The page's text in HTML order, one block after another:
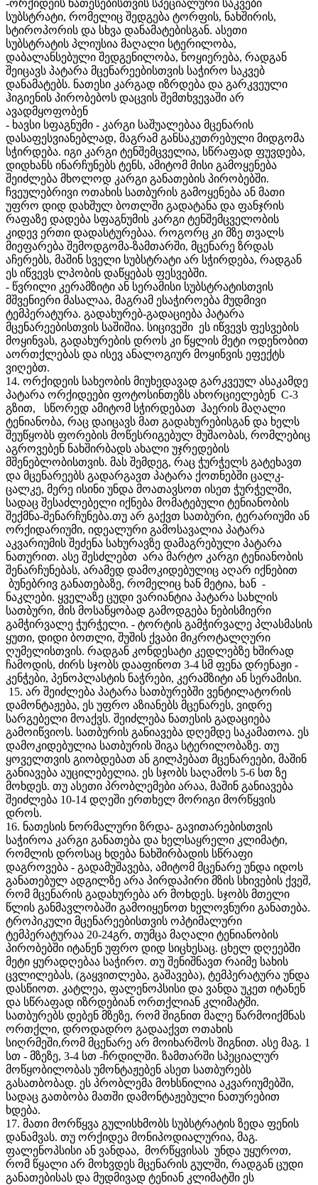
-ორქიდეის ნათესებისთვის სპეციალური საკვები
სუბსტრატი, რომელიც შედგება ტორფის, ნახშირის,
სტიროპორის და სხვა დანამატებისგან. ასეთი
სუბსტრატის პლიუსია მაღალი სტერილობა,
დაბალანსებული შედგენილობა, ნოყიერება, რადგან
შეიცავს პატარა მცენარეებისთვის საჭირო საკვებ
დანამატებს. ნათესი კარგად იზრდება და გარკვეული
ჰიგიენის პირობებოს დაცვის შემთხვევაში არ
ავადმყოფობენ
- ხავსი სფაგნუმი - კარგი საშუალებაა მცენარის
დასაფესვიანებლად, მაგრამ განსაკუთრებული მიდგომა
სჭირდება. იგი კარგი ტენშემცველია, სწრაფად ფუვდება,
დიდხანს ინარჩუნებს ტენს, ამიტომ მისი გამოყენება
შეიძლება მხოლოდ კარგი განათების პირობებში.
ჩვეულებრივი ოთახის სათბურის გამოყენება ან მათი
უფრო დიდ დახშულ ბოთლში გადატანა და ფანჯრის
რაფაზე დადება სფაგნუმის კარგი ტენშემცველობის
კიდევ ერთი დადასტურებაა. როგორც კი მზე თვალს
მიეფარება შემოდგომა-ზამთარში, მცენარე ზრდას
აჩერებს, მაშინ სველი სუბსტრატი არ სჭირდება, რადგან
ეს იწვევს ლპობის დაწყებას ფესვებში.
- წვრილი კერამზიტი ან სერამისი სუბსტრატისთვის
მშვენიერი მასალაა, მაგრამ ესაჭიროება მუდმივი
ტემპერატურა. გადახურებ-გადაციება პატარა
მცენარეებისთვის საშიშია. სიცივეში ეს იწვევს ფესვების
მოყინვას, გადახურების დროს კი წყლის მეტი ოდენობით
აორთქლებას და ისევ ანალოგიურ მოყინვის ეფექტს
ვიღებთ.
14. ორქიდეის სახეობის მიუხედავად გარკვეულ ასაკამდე
პატარა ორქიდეები ფოტოსინთეზს ახორციელებენ C-3
გზით, სწორედ ამიტომ სჭირდებათ ჰაერის მაღალი
ტენიანობა, რაც დაიცავს მათ გადახურებისგან და ხელს
შეუწყობს ფორების მოწესრიგებულ მუშაობას, რომლებიც
აგროვებენ ნახშირბადს ახალი უჯრედების
მშენებლობისთვის. მას შემდეგ, რაც ჭურჭელს გატეხავთ
და მცენარეებს გადარგავთ პატარა ქოთნებში ცალკ-
ცალკე, მერე ისინი უნდა მოათავსოთ ისეთ ჭურჭელში,
სადაც შესაძლებელი იქნება მომატებული ტენიანობის
შექმნა-შენარჩუნება.თუ არ გაქვთ სათბური, ტერარიუმი ან
ორქიდარიუმი, იდეალური გამოსავალია პატარა
აკვარიუმის შეძენა სახურავზე დამაგრებული პატარა
ნათურით. ასე შესძლებთ არა მარტო კარგი ტენიანობის
შენარჩუნებას, არამედ დამოკიდებულიც აღარ იქნებით
ბუნებრივ განათებაზე, რომელიც ხან მეტია, ხან -
ნაკლები. ყველაზე ცუდი ვარიანტია პატარა სახლის
სათბური, მის მოსაწყობად გამოდგება ნებისმიერი
გამჭირვალე ჭურჭელი. - ტორტის გამჭირვალე პლასმასის
ყუთი, დიდი ბოთლი, შუშის ქვაბი მიკროტალღური
ღუმელისთვის. რადგან კონდესატი კედლებზე ხშირად
ჩამოდის, ძირს სჯობს დააფინოთ 3-4 სმ ფენა დრენაჟი -
კენჭები, პენოპლასტის ნაჭრები, კერამზიტი ან სერამისი.
15. არ შეიძლება პატარა სათბურებში ვენტილატორის
დამონტაჟება, ეს უფრო აზიანებს მცენარეს, ვიდრე
სარგებელი მოაქვს. შეიძლება ნათესის გადაციება
გამოიწვიოს. სათბურის განიავება დღემდე საკამათოა. ეს
დამოკიდებულია სათბურის შიგა სტერილობაზე. თუ
ყოველთვის გიობდებათ ან გილპებათ მცენარეები, მაშინ
განიავება აუცილებელია. ეს სჯობს საღამოს 5-6 სთ ზე
მოხდეს. თუ ასეთი პრობლემები არაა, მაშინ განიავება
შეიძლება 10-14 დღეში ერთხელ მორიგი მორწყვის
დროს.
16. ნათესის ნორმალური ზრდა- გავითარებისთვის
საჭიროა კარგი განათება და ხელსაყრელი კლიმატი,
რომლის დროსაც ხდება ნახშირბადის სწრაფი
დაგროვება - გადამუშავება, ამიტომ მცენარე უნდა იდოს
განათებულ ადგილზე არა პირდაპირი მზის სხივების ქვეშ,
რომ მცენარის გადახურება არ მოხდეს. სჯობს მთელი
წლის განმავლობაში გამოიყენოთ ხელოვნური განათება.
ტროპიკული მცენარეებისთვის ოპტიმალური
ტემპერატურაა 20-24გრ, თუმცა მაღალი ტენიანობის
პირობებში იტანენ უფრო დიდ სიცხესაც. ცხელ დღეებში
მეტი ყურადღებაა საჭირო. თუ შენიშნავთ რაიმე სახის
ცვლილებას, (გაყვითლება, გაშავება), ტემპერატურა უნდა
დასწიოთ. კატლეა, ფალენოპსისი და ვანდა უკეთ იტანენ
და სწრაფად იზრდებიან ორთქლიან კლიმატში.
სათბურებს დებენ მზეზე, რომ შიგნით მალე წარმოიქმნას
ორთქლი, დროდადრო გადააქვთ ოთახის
სიღრმეში,რომ მცენარე არ მოიხარშოს შიგნით. ასე მაგ. 1
სთ - მზეზე, 3-4 სთ -ჩრდილში. ზამთარში სპეციალურ
მოწყობილობას უმონტაჟებენ ასეთ სათბურებს
გასათბობად. ეს პრობლემა მოხსნილია აკვარიუმებში,
სადაც გათბობა მათში დამონტაჟებული ნათურებით
ხდება.
17. მათი მორწყვა გულისხმობს სუბსტრატის ზედა ფენის
დანამვას. თუ ორქიდეა მონიპოდიალურია, მაგ.
ფალენოპსისი ან ვანდაა, მორწყვისას უნდა უყუროთ,
რომ წყალი არ მოხვდეს მცენარის გულში, რადგან ცუდი
განათებისას და მუდმივად ტენიან კლიმატში ეს